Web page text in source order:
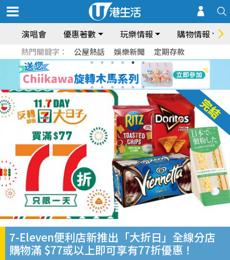
演唱會 優惠著數 玩樂情報 購物情報
熱門關鍵字： 公屋熱話 娛樂新聞 定期存款
7-Eleven便利店新推出「大折日」全線分店
購物滿 $77或以上即可享有77折優惠！